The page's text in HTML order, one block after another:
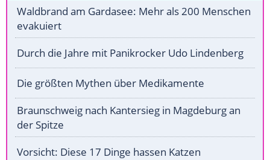
Waldbrand am Gardasee: Mehr als 200 Menschen
evakuiert
Durch die Jahre mit Panikrocker Udo Lindenberg
Die größten Mythen über Medikamente
Braunschweig nach Kantersieg in Magdeburg an
der Spitze
Vorsicht: Diese 17 Dinge hassen Katzen